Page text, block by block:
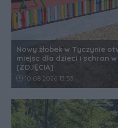
Nowy żłobek w Tyczynie
miejsc dla dzieci i schron
[ZDJĘCIA]
Data dodania artykułu:
10.08.2026 13:53